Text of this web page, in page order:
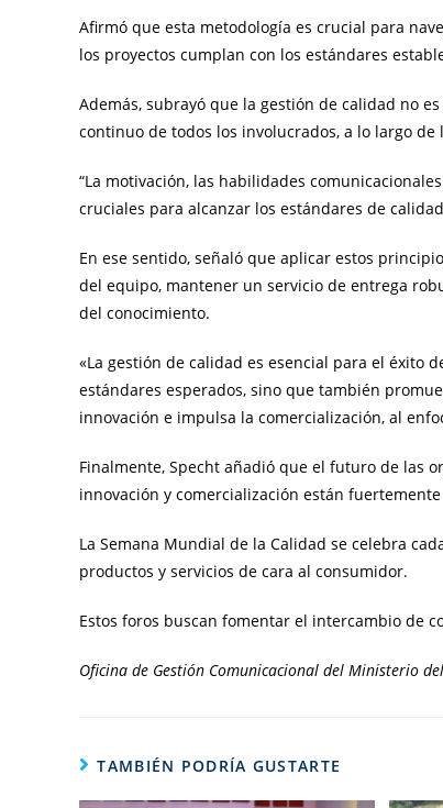
Afirmó que esta metodología es crucial para
los proyectos cumplan con los estándares
Además, subrayó que la gestión de calidad no
continuo de todos los involucrados, a lo largo de
“La motivación, las habilidades
cruciales para alcanzar los estándares de
En ese sentido, señaló que aplicar estos
del equipo, mantener un servicio de entrega
del conocimiento.
«La gestión de calidad es esencial para el éxito
estándares esperados, sino que también
innovación e impulsa la comercialización, al
Finalmente, Specht añadió que el futuro de las
innovación y comercialización están
La Semana Mundial de la Calidad se celebra
productos y servicios de cara al consumidor.
Estos foros buscan fomentar el intercambio de
Oficina de Gestión Comunicacional del Ministerio
TAMBIÉN PODRÍA GUSTARTE